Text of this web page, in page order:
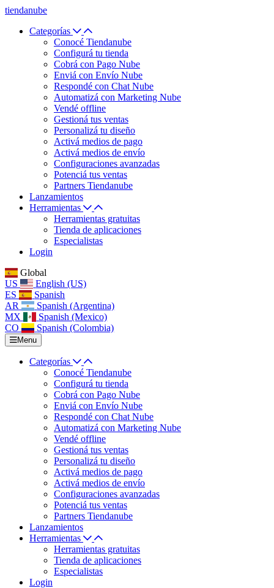
tiendanube
Categorías
Conocé Tiendanube
Configurá tu tienda
Cobrá con Pago Nube
Enviá con Envío Nube
Respondé con Chat Nube
Automatizá con Marketing Nube
Vendé offline
Gestioná tus ventas
Personalizá tu diseño
Activá medios de pago
Activá medios de envío
Configuraciones avanzadas
Potenciá tus ventas
Partners Tiendanube
Lanzamientos
Herramientas
Herramientas gratuitas
Tienda de aplicaciones
Especialistas
Login
Global
US
English (US)
ES
Spanish
AR
Spanish (Argentina)
MX
Spanish (Mexico)
CO
Spanish (Colombia)
Menu
Categorías
Conocé Tiendanube
Configurá tu tienda
Cobrá con Pago Nube
Enviá con Envío Nube
Respondé con Chat Nube
Automatizá con Marketing Nube
Vendé offline
Gestioná tus ventas
Personalizá tu diseño
Activá medios de pago
Activá medios de envío
Configuraciones avanzadas
Potenciá tus ventas
Partners Tiendanube
Lanzamientos
Herramientas
Herramientas gratuitas
Tienda de aplicaciones
Especialistas
Login